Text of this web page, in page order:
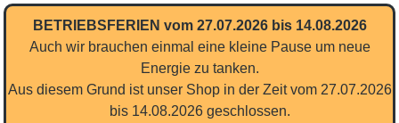
Zum Hauptinhalt springen
BETRIEBSFERIEN vom 27.07.2026 bis 14.08.2026
Auch wir brauchen einmal eine kleine Pause um neue
Energie zu tanken.
Aus diesem Grund ist unser Shop in der Zeit vom 27.07.2026
bis 14.08.2026 geschlossen.